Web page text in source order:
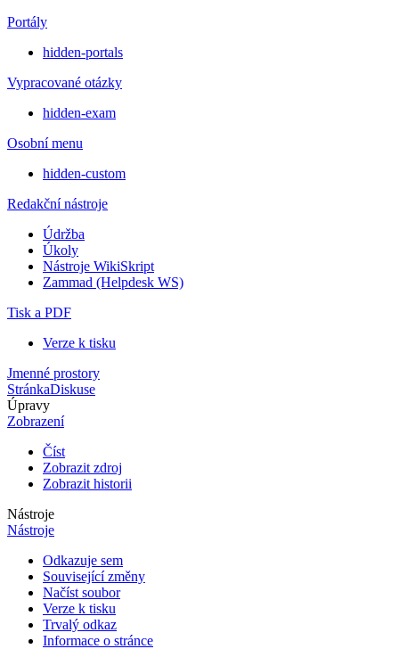
Portály
hidden-portals
Vypracované otázky
hidden-exam
Osobní menu
hidden-custom
Redakční nástroje
Údržba
Úkoly
Nástroje WikiSkript
Zammad (Helpdesk WS)
Tisk a PDF
Verze k tisku
Jmenné prostory
StránkaDiskuse
Úpravy
Zobrazení
Číst
Zobrazit zdroj
Zobrazit historii
Nástroje
Nástroje
Odkazuje sem
Související změny
Načíst soubor
Verze k tisku
Trvalý odkaz
Informace o stránce